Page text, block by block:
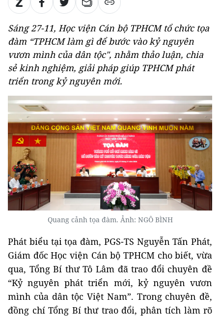
Sáng 27-11, Học viện Cán bộ TPHCM tổ chức tọa
đàm “TPHCM làm gì để bước vào kỷ nguyên
vươn mình của dân tộc", nhằm thảo luận, chia
sẻ kinh nghiệm, giải pháp giúp TPHCM phát
triển trong kỷ nguyên mới.
Quang cảnh tọa đàm. Ảnh: NGÔ BÌNH
Phát biểu tại tọa đàm, PGS-TS Nguyễn Tấn Phát,
Giám đốc Học viện Cán bộ TPHCM cho biết, vừa
qua, Tổng Bí thư Tô Lâm đã trao đổi chuyên đề
“Kỷ nguyên phát triển mới, kỷ nguyên vươn
mình của dân tộc Việt Nam”. Trong chuyên đề,
đồng chí Tổng Bí thư trao đổi, phân tích làm rõ